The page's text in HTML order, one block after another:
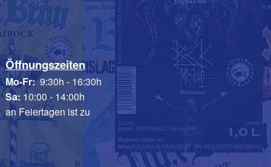
Öffnungszeiten
Mo-Fr:9:30h - 16:30h
Sa: 10:00 - 14:00h
an Feiertagen ist zu